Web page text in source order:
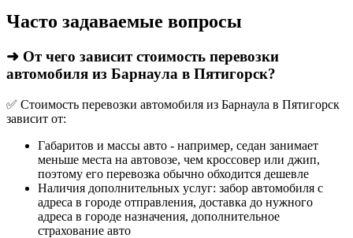
Часто задаваемые вопросы
➜ От чего зависит стоимость перевозки
автомобиля из Барнаула в Пятигорск?
✅ Стоимость перевозки автомобиля из Барнаула в Пятигорск
зависит от:
Габаритов и массы авто - например, седан занимает
меньше места на автовозе, чем кроссовер или джип,
поэтому его перевозка обычно обходится дешевле
Наличия дополнительных услуг: забор автомобиля с
адреса в городе отправления, доставка до нужного
адреса в городе назначения, дополнительное
страхование авто